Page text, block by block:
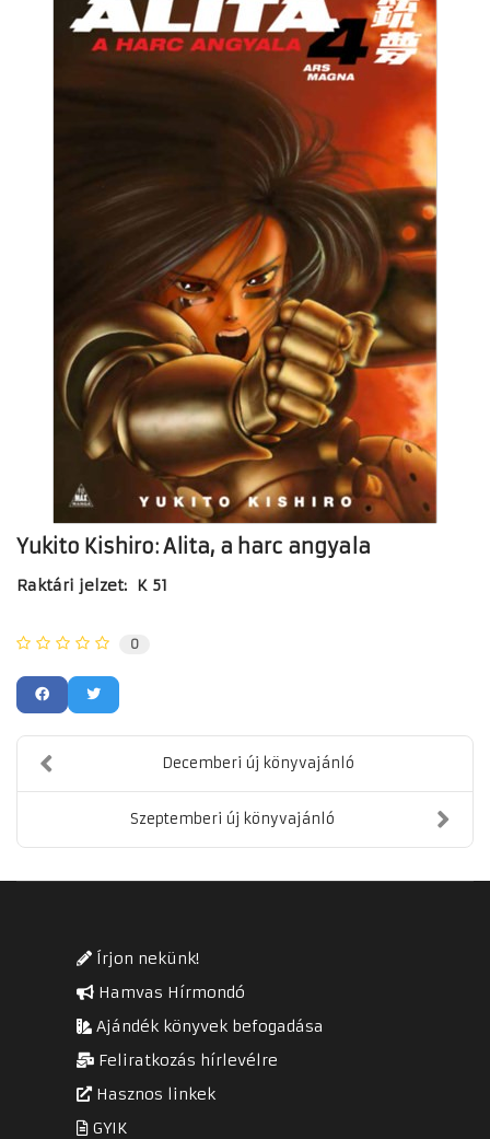
Yukito Kishiro: Alita, a harc angyala
Raktári jelzet: K 51
0
Decemberi új könyvajánló
Szeptemberi új könyvajánló
Írjon nekünk!
Hamvas Hírmondó
Ajándék könyvek befogadása
Feliratkozás hírlevélre
Hasznos linkek
GYIK